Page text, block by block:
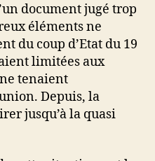
document jugé trop
éléments ne
du coup d’Etat du 19
limitées aux
tenaient
Depuis, la
jusqu’à la quasi